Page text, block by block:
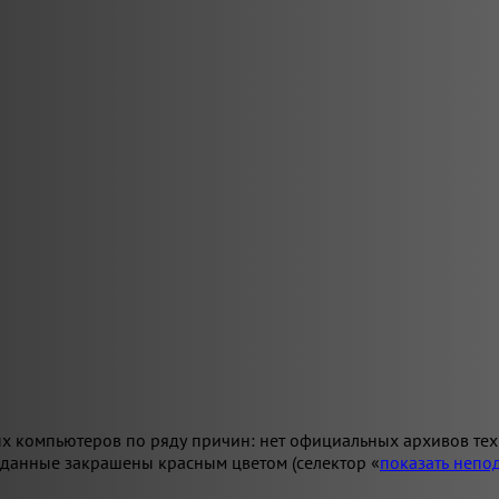
по ряду причин: нет официальных архивов
закрашены красным цветом (селектор «показать